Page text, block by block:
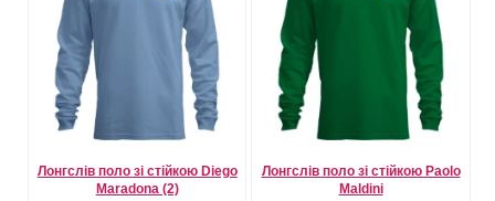
Лонгслів поло зі стійкою Diego
Maradona (2)
Лонгслів поло зі стійкою Paolo
Maldini